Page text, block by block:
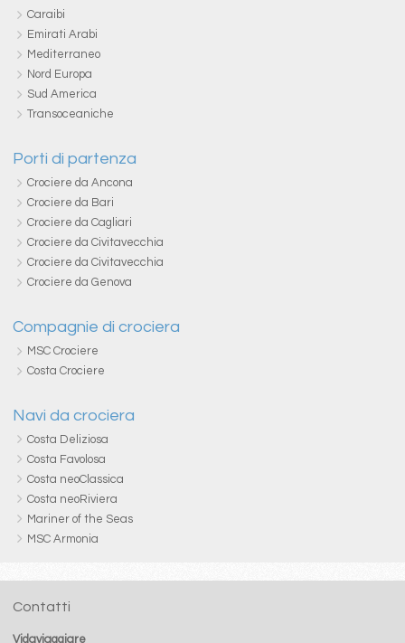
Caraibi
Emirati Arabi
Mediterraneo
Nord Europa
Sud America
Transoceaniche
Porti di partenza
Crociere da Ancona
Crociere da Bari
Crociere da Cagliari
Crociere da Civitavecchia
Crociere da Civitavecchia
Crociere da Genova
Compagnie di crociera
MSC Crociere
Costa Crociere
Navi da crociera
Costa Deliziosa
Costa Favolosa
Costa neoClassica
Costa neoRiviera
Mariner of the Seas
MSC Armonia
Contatti
Vidaviaggiare